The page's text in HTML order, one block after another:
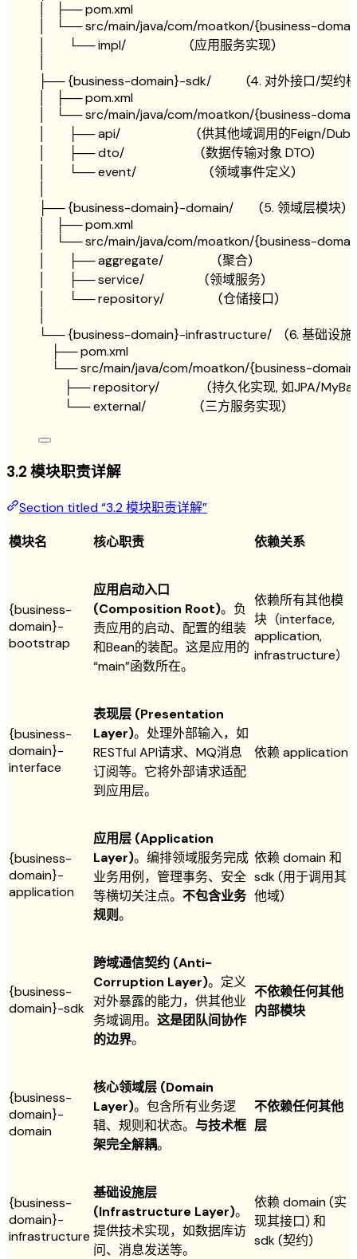
│   ├── pom.xml
│   └── src/main/java/com/moatkon/{business-
│       └── impl/ (应用服务实现)
├── {business-domain}-sdk/ (4. 对外接口/契约
│   ├── pom.xml
│   └── src/main/java/com/moatkon/{business-
│       ├── api/ (供其他域调用的Feign/
│       ├── dto/ (数据传输对象 DTO)
│       └── event/ (领域事件定义)
├── {business-domain}-domain/ (5. 领域层模块)
│   ├── pom.xml
│   └── src/main/java/com/moatkon/{business-
│       ├── aggregate/ (聚合)
│       ├── service/ (领域服务)
│       └── repository/ (仓储接口)
└── {business-domain}-infrastructure/
    (
6. 基础设施
├── pom.xml
└── src/main/java/com/moatkon/{business-domain
├── repository/ (持久化实现, 如JPA/
└── external/ (三方服务实现)
3.2 模块职责详解
Section titled “3.2 模块职责详解”
模块名 核心职责 依赖关系
{business-
domain}-
bootstrap
应用启动入口
(Composition Root)。负
责应用的启动、配置的组装
和Bean的装配。这是应用的
“main”函数所在。
依赖所有其他模
块（interface,
application,
infrastructure）
{business-
domain}-
interface
表现层 (Presentation
Layer)。处理外部输入，如
RESTful API请求、MQ消息
订阅等。它将外部请求适配
到应用层。
依赖 application
{business-
domain}-
application
应用层 (Application
Layer)。编排领域服务完成
业务用例，管理事务、安全
等横切关注点。 不包含业务
规则。
依赖 domain 和
sdk (用于调用其
他域)
{business-
domain}-sdk
跨域通信契约 (Anti-
Corruption Layer)。定义
对外暴露的能力，供其他业
务域调用。 这是团队间协作
的边界。
不依赖任何其他
内部模块
{business-
domain}-
domain
核心领域层 (Domain
Layer)。包含所有业务逻
辑、规则和状态。 与技术框
架完全解耦。
不依赖任何其他
层
{business-
domain}-
infrastructure
基础设施层
(Infrastructure Layer)。
提供技术实现，如数据库访
问、消息发送等。
依赖 domain (实
现其接口) 和
sdk (契约)